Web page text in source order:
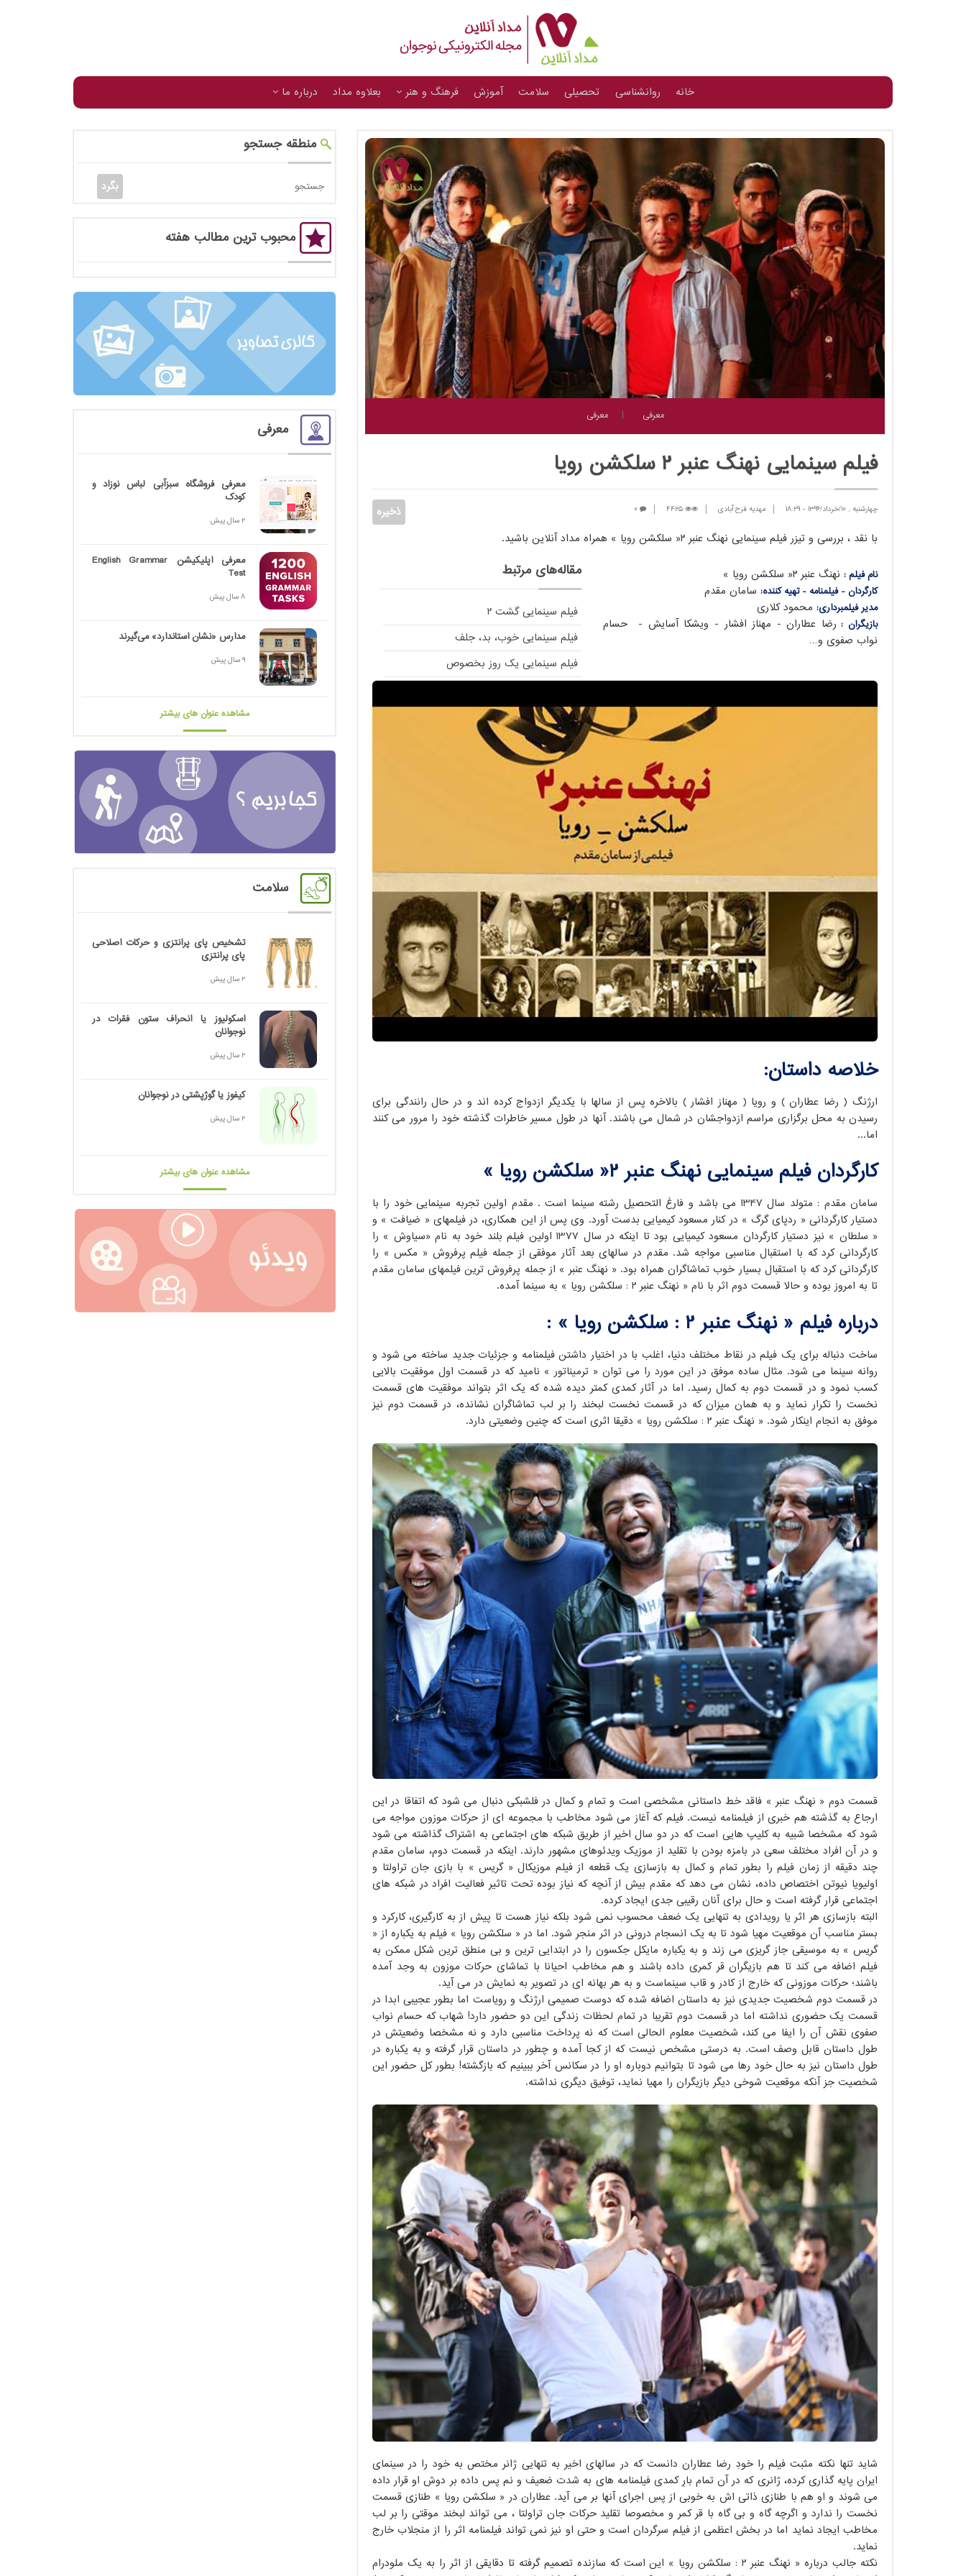
خانه روانشناسی تحصیلی سلامت آموزش فرهنگ و هنر بعلاوه مداد درباره ما
معرفی معرفی
فیلم سینمایی نهنگ عنبر ۲ سلکشن رویا
چهارشنبه , 10/خرداد/1396 -
18:29 مهدیه فرح آبادی 4425
با نقد ، بررسی و تیزر فیلم سینمایی نهنگ عنبر ۲« سلکشن رویا » همراه مداد آنلاین باشید.
مقاله‌های مرتبط
فیلم سینمایی گشت 2
فیلم سینمایی خوب، بد، جلف
فیلم سینمایی یک روز بخصوص
نام فیلم : نهنگ عنبر ۲« سلکشن رویا »
کارگردان -فیلمنامه -تهیه کننده: سامان مقدم
مدیر فیلمبرداری: محمود کلاری
بازیگران : رضا عطاران - مهناز افشار - ویشکا آسایش - حسام
نواب صفوی و…
خلاصه داستان:
ارژنگ ( رضا عطاران ) و رویا ( مهناز افشار ) بالاخره پس از سالها با یکدیگر ازدواج کرده اند و در حال رانندگی برای
رسیدن به محل برگزاری مراسم ازدواجشان در شمال می باشند. آنها در طول مسیر خاطرات گذشته خود را مرور می کنند
اما...
کارگردان فیلم سینمایینهنگ عنبر ۲« سلکشن رویا »
سامان مقدم : متولد سال 1347 می باشد و فارغ التحصیل رشته سینما است . مقدم اولین تجربه سینمایی خود را با
دستیار کارگردانی « ردپای گرگ » در کنار مسعود کیمیایی بدست آورد. وی پس از این همکاری، در فیلمهای « ضیافت » و
« سلطان » نیز دستیار کارگردان مسعود کیمیایی بود تا اینکه در سال 1377 اولین فیلم بلند خود به نام «سیاوش » را
کارگردانی کرد که با استقبال مناسبی مواجه شد. مقدم در سالهای بعد آثار موفقی از جمله فیلم پرفروش « مکس » را
کارگردانی کرد که با استقبال بسیار خوب تماشاگران همراه بود. « نهنگ عنبر » از جمله پرفروش ترین فیلمهای سامان مقدم
تا به امروز بوده و حالا قسمت دوم اثر با نام « نهنگ عنبر 2 : سلکشن رویا » به سینما آمده.
درباره فیلم « نهنگ عنبر 2 : سلکشن رویا » :
ساخت دنباله برای یک فیلم در نقاط مختلف دنیا، اغلب با در اختیار داشتن فیلمنامه و جزئیات جدید ساخته می شود و
روانه سینما می شود. مثال ساده موفق در این مورد را می توان « ترمیناتور » نامید که در قسمت اول موفقیت بالایی
کسب نمود و در قسمت دوم به کمال رسید. اما در آثار کمدی کمتر دیده شده که یک اثر بتواند موفقیت های قسمت
نخست را تکرار نماید و به همان میزان که در قسمت نخست لبخند را بر لب تماشاگران نشانده، در قسمت دوم نیز
موفق به انجام اینکار شود. « نهنگ عنبر 2 : سلکشن رویا » دقیقاً اثری است که چنین وضعیتی دارد.
قسمت دوم « نهنگ عنبر » فاقد خط داستانی مشخصی است و تمام و کمال در فلشبکی دنبال می شود که اتفاقاً در این
ارجاع به گذشته هم خبری از فیلمنامه نیست. فیلم که آغاز می شود مخاطب با مجموعه ای از حرکات موزون مواجه می
شود که مشخصاً شبیه به کلیپ هایی است که در دو سال اخیر از طریق شبکه های اجتماعی به اشتراک گذاشته می شود
و در آن افراد مختلف سعی در بامزه بودن با تقلید از موزیک ویدئوهای مشهور دارند. اینکه در قسمت دوم، سامان مقدم
چند دقیقه از زمان فیلم را بطور تمام و کمال به بازسازی یک قطعه از فیلم موزیکال « گریس » با بازی جان تراولتا و
اولیویا نیوتن اختصاص داده، نشان می دهد که مقدم بیش از آنچه که نیاز بوده تحت تاثیر فعالیت افراد در شبکه های
اجتماعی قرار گرفته است و حال برای آنان رقیبی جدی ایجاد کرده.
البته بازسازی هر اثر یا رویدادی به تنهایی یک ضعف محسوب نمی شود بلکه نیاز هست تا پیش از به کارگیری، کارکرد و
بستر مناسب آن موقعیت مهیا شود تا به یک انسجام درونی در اثر منجر شود. اما در « سلکشن رویا » فیلم به یکباره از «
گریس » به موسیقی جاز گریزی می زند و به یکباره مایکل جکسون را در ابتدایی ترین و بی منطق ترین شکل ممکن به
فیلم اضافه می کند تا هم بازیگران قر کمری داده باشند و هم مخاطب احیاناً با تماشای حرکات موزون به وجد آمده
باشند؛ حرکات موزونی که خارج از کادر و قاب سینماست و به هر بهانه ای در تصویر به نمایش در می آید.
در قسمت دوم شخصیت جدیدی نیز به داستان اضافه شده که دوست صمیمی ارژنگ و رویاست اما بطور عجیبی ابداً در
قسمت یک حضوری نداشته اما در قسمت دوم تقریباً در تمام لحظات زندگی این دو حضور دارد! شهاب که حسام نواب
صفوی نقش آن را ایفا می کند، شخصیت معلوم الحالی است که نه پرداخت مناسبی دارد و نه مشخصاً وضعیتش در
طول داستان قابل وصف است. به درستی مشخص نیست که از کجا آمده و چطور در داستان قرار گرفته و به یکباره در
طول داستان نیز به حال خود رها می شود تا بتوانیم دوباره او را در سکانس آخر ببینیم که بازگشته! بطور کل حضور این
شخصیت جز آنکه موقعیت شوخی دیگر بازیگران را مهیا نماید، توفیق دیگری نداشته.
شاید تنها نکته مثبت فیلم را خودِ رضا عطاران دانست که در سالهای اخیر به تنهایی ژانر مختص به خود را در سینمای
ایران پایه گذاری کرده، ژانری که در آن تمام بارِ کمدی فیلمنامه های به شدت ضعیف و نم پس داده بر دوش او قرار داده
می شوند و او هم با طنازی ذاتی اش به خوبی از پسِ اجرای آنها بر می آید. عطاران در « سلکشن رویا » طنازی قسمت
نخست را ندارد و اگرچه گاه و بی گاه با قر کمر و مخصوصاً تقلید حرکات جان تراولتا ، می تواند لبخند موقتی را بر لب
مخاطب ایجاد نماید اما در بخش اعظمی از فیلم سرگردان است و حتی او نیز نمی تواند فیلمنامه اثر را از منجلاب خارج
نماید.
نکته جالب درباره « نهنگ عنبر 2 : سلکشن رویا » این است که سازنده تصمیم گرفته تا دقایقی از اثر را به یک ملودرام
منطقه جستجو
محبوب ترین مطالب هفته
معرفی
معرفی فروشگاه سبزآبی لباس نوزاد و
کودک
2 سال پیش
معرفی اپلیکیشن English Grammar
Test
8 سال پیش
مدارس «نشان استاندارد» می‌گیرند
9 سال پیش
مشاهده عنوان های بیشتر
سلامت
تشخیص پای پرانتزی و حرکات اصلاحی
پای پرانتزی
2 سال پیش
اسکولیوز یا انحراف ستون فقرات در
نوجوانان
2 سال پیش
کیفوز یا گوژپشتی در نوجوانان
2 سال پیش
مشاهده عنوان های بیشتر